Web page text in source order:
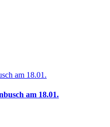
am 18.01.
am 18.01.